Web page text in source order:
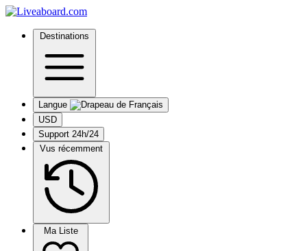
Destinations
Langue
USD
Support 24h/24
Vus récemment
Ma Liste